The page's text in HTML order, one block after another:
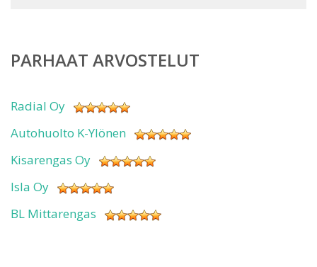
PARHAAT ARVOSTELUT
Radial Oy
Autohuolto K-Ylönen
Kisarengas Oy
Isla Oy
BL Mittarengas